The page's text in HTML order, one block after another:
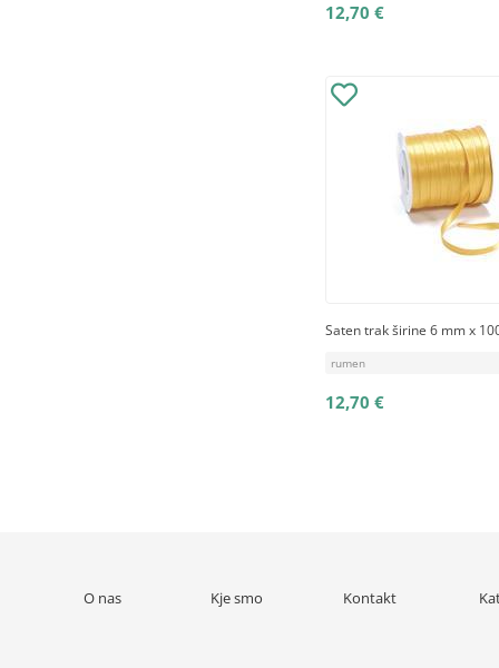
12,70 €
Saten trak širine 6 mm x
rumen
12,70 €
O nas Kje smo Kontakt